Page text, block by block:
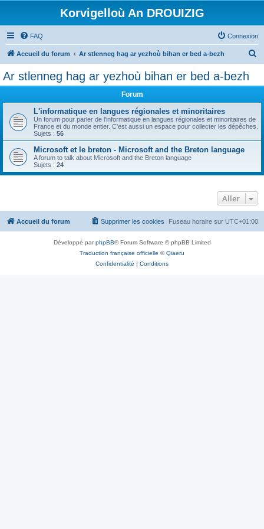
Korvigelloù An DROUIZIG
FAQ Connexion
Accueil du forum Ar stlenneg hag ar yezhoù bihan er bed a-bezh
Ar stlenneg hag ar yezhoù bihan er bed a-bezh
Forum
L'informatique en langues régionales et minoritaires
Un forum pour parler de l'informatique en langues régionales et minoritaires de
France et du monde entier. C'est aussi un espace pour collecter les dépêches.
Sujets : 56
Microsoft et le breton - Microsoft and the Breton language
A forum to talk about Microsoft and the Breton language
Sujets : 24
Aller
Accueil du forum Fuseau horaire sur UTC+01:00
Supprimer les cookies
Développé parphpBB® Forum Software © phpBB Limited
Traduction française officielle ©Qiaeru
Confidentialité | Conditions